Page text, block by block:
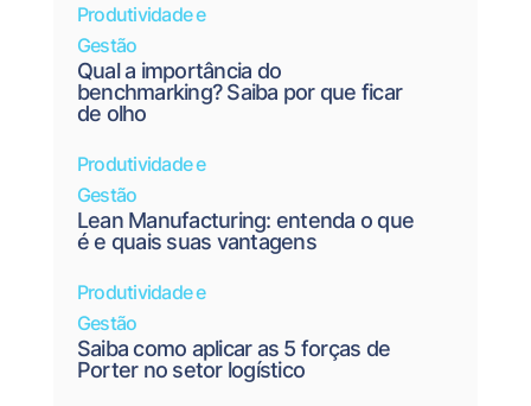
Produtividade e
Gestão
Qual a importância do
benchmarking? Saiba por que ficar
de olho
Produtividade e
Gestão
Lean Manufacturing: entenda o que
é e quais suas vantagens
Produtividade e
Gestão
Saiba como aplicar as 5 forças de
Porter no setor logístico